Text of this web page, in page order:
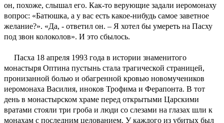
он, похоже, слышал его. Как-то верующие задали иеромонаху
вопрос: «Батюшка, а у вас есть какое-нибудь самое заветное
желание?». «Да, - ответил он. – Я хотел бы умереть на Пасху
под звон колоколов». И это сбылось.
Пасха 18 апреля 1993 года в истории знаменитого
монастыря Оптина пустынь стала трагической страницей,
пронизанной болью и обагренной кровью новомучеников
иеромонаха Василия, иноков Трофима и Ферапонта. В тот
день в монастырском храме перед открытыми Царскими
вратами стояли три гроба и люди со слезами на глазах шли к
монахам с последним целованием. У каждого из убитых был